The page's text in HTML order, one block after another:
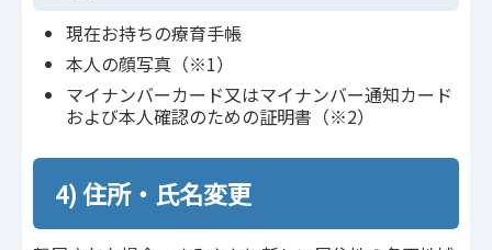
現在お持ちの療育手帳
本人の顔写真（※1）
マイナンバーカード又はマイナンバー通知カード
および本人確認のための証明書（※2）
4) 住所・氏名変更